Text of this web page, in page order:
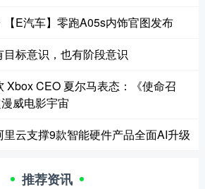
E汽车】零跑A05s内饰官图发布
目标意识，也有阶段意识
Xbox CEO 夏尔马表态：《使命召
威电影宇宙
云支撑9款智能硬件产品全面AI升级
推荐资讯